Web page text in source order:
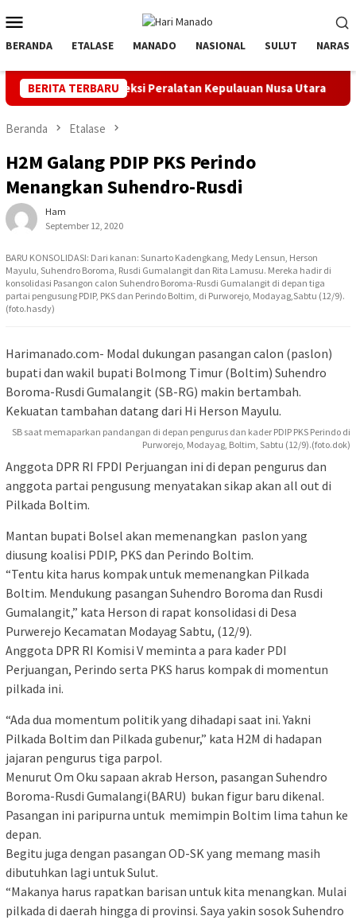
ke
kontenMobile
BERANDA ETALASE MANADO NASIONAL SULUT NARASI
BERITA TERBARU
Inspeksi Peralatan Kepulauan Nusa Utara PLN
Beranda Etalase
H2M Galang PDIP PKS Perindo
Menangkan Suhendro-Rusdi
Ham
September 12, 2020
BARU KONSOLIDASI: Dari kanan: Sunarto Kadengkang, Medy Lensun, Herson
Mayulu, Suhendro Boroma, Rusdi Gumalangit dan Rita Lamusu. Mereka hadir di
konsolidasi Pasangon calon Suhendro Boroma-Rusdi Gumalangit di depan tiga
partai pengusung PDIP, PKS dan Perindo Boltim, di Purworejo, Modayag,Sabtu (12/9).
(foto.hasdy)
Harimanado.com- Modal dukungan pasangan calon (paslon)
bupati dan wakil bupati Bolmong Timur (Boltim) Suhendro
Boroma-Rusdi Gumalangit (SB-RG) makin bertambah.
Kekuatan tambahan datang dari Hi Herson Mayulu.
SB saat memaparkan pandangan di depan pengurus dan kader PDIP PKS Perindo di
Purworejo, Modayag, Boltim, Sabtu (12/9).(foto.dok)
Anggota DPR RI FPDI Perjuangan ini di depan pengurus dan
anggota partai pengusung menyatakan sikap akan all out di
Pilkada Boltim.
Mantan bupati Bolsel akan memenangkan paslon yang
diusung koalisi PDIP, PKS dan Perindo Boltim.
“Tentu kita harus kompak untuk memenangkan Pilkada
Boltim. Mendukung pasangan Suhendro Boroma dan Rusdi
Gumalangit,” kata Herson di rapat konsolidasi di Desa
Purwerejo Kecamatan Modayag Sabtu, (12/9).
Anggota DPR RI Komisi V meminta a para kader PDI
Perjuangan, Perindo serta PKS harus kompak di momentun
pilkada ini.
“Ada dua momentum politik yang dihadapi saat ini. Yakni
Pilkada Boltim dan Pilkada gubenur,” kata H2M di hadapan
jajaran pengurus tiga parpol.
Menurut Om Oku sapaan akrab Herson, pasangan Suhendro
Boroma-Rusdi Gumalangi(BARU) bukan figur baru dikenal.
Pasangan ini paripurna untuk memimpin Boltim lima tahun ke
depan.
Begitu juga dengan pasangan OD-SK yang memang masih
dibutuhkan lagi untuk Sulut.
“Makanya harus rapatkan barisan untuk kita menangkan. Mulai
pilkada di daerah hingga di provinsi. Saya yakin sosok Suhendro